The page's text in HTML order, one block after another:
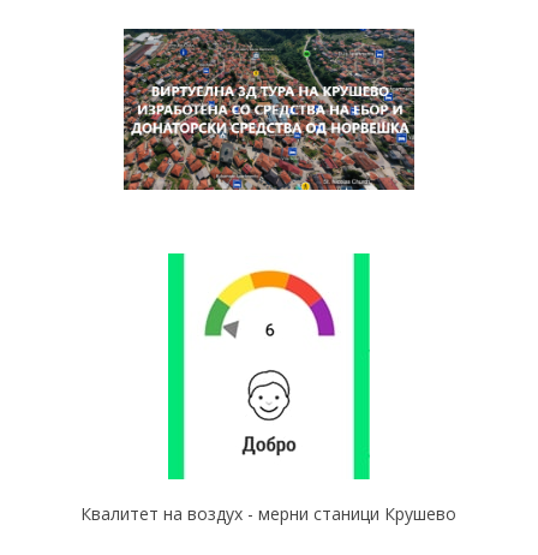
Квалитет на воздух - мерни станици Крушево